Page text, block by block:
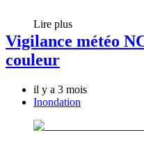
Lire plus
Vigilance météo
couleur
il y a 3 mois
Inondation